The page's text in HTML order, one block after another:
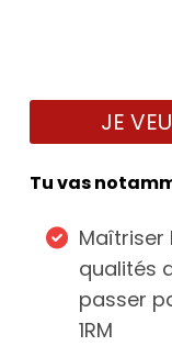
JE
Tu vas
Maîtriser
qualités
passer
1RM